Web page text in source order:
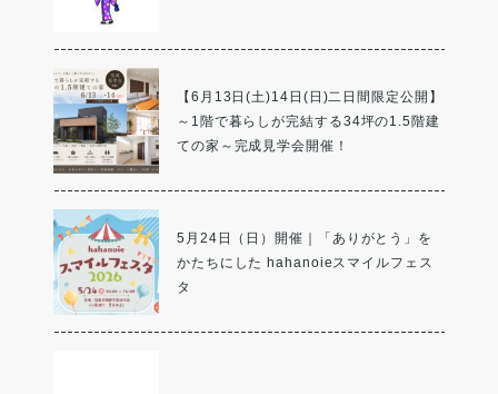
【6月13日(土)14日(日)二日間限定公開】
～1階で暮らしが完結する34坪の1.5階建
ての家～完成見学会開催！
5月24日（日）開催｜「ありがとう」を
かたちにした hahanoieスマイルフェス
タ